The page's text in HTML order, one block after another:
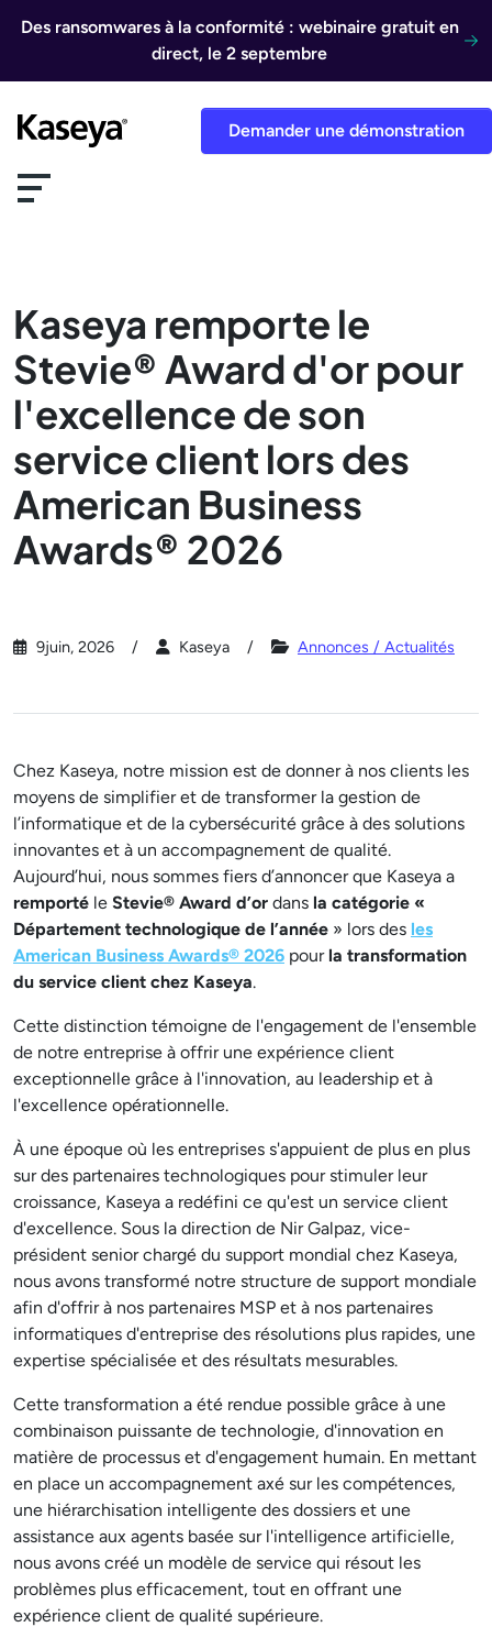
Des ransomwares à la conformité : webinaire gratuit en
direct, le 2 septembre
Demander une démonstration
Kaseya remporte le
Stevie® Award d'or pour
l'excellence de son
service client lors des
American Business
Awards® 2026
9juin, 2026 Kaseya Annonces / Actualités
Chez Kaseya, notre mission est de donner à nos clients les
moyens de simplifier et de transformer la gestion de
l’informatique et de la cybersécurité grâce à des solutions
innovantes et à un accompagnement de qualité.
Aujourd’hui, nous sommes fiers d’annoncer que Kaseya a
remporté le Stevie® Award d’or dans la catégorie «
Département technologique de l’année » lors des les
American Business Awards® 2026 pour la transformation
du service client chez Kaseya.
Cette distinction témoigne de l'engagement de l'ensemble
de notre entreprise à offrir une expérience client
exceptionnelle grâce à l'innovation, au leadership et à
l'excellence opérationnelle.
À une époque où les entreprises s'appuient de plus en plus
sur des partenaires technologiques pour stimuler leur
croissance, Kaseya a redéfini ce qu'est un service client
d'excellence. Sous la direction de Nir Galpaz, vice-
président senior chargé du support mondial chez Kaseya,
nous avons transformé notre structure de support mondiale
afin d'offrir à nos partenaires MSP et à nos partenaires
informatiques d'entreprise des résolutions plus rapides, une
expertise spécialisée et des résultats mesurables.
Cette transformation a été rendue possible grâce à une
combinaison puissante de technologie, d'innovation en
matière de processus et d'engagement humain. En mettant
en place un accompagnement axé sur les compétences,
une hiérarchisation intelligente des dossiers et une
assistance aux agents basée sur l'intelligence artificielle,
nous avons créé un modèle de service qui résout les
problèmes plus efficacement, tout en offrant une
expérience client de qualité supérieure.